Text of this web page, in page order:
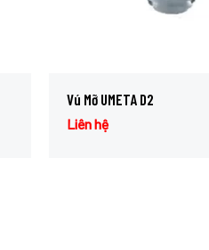
Vú Mỡ UMETA D2
Liên hệ